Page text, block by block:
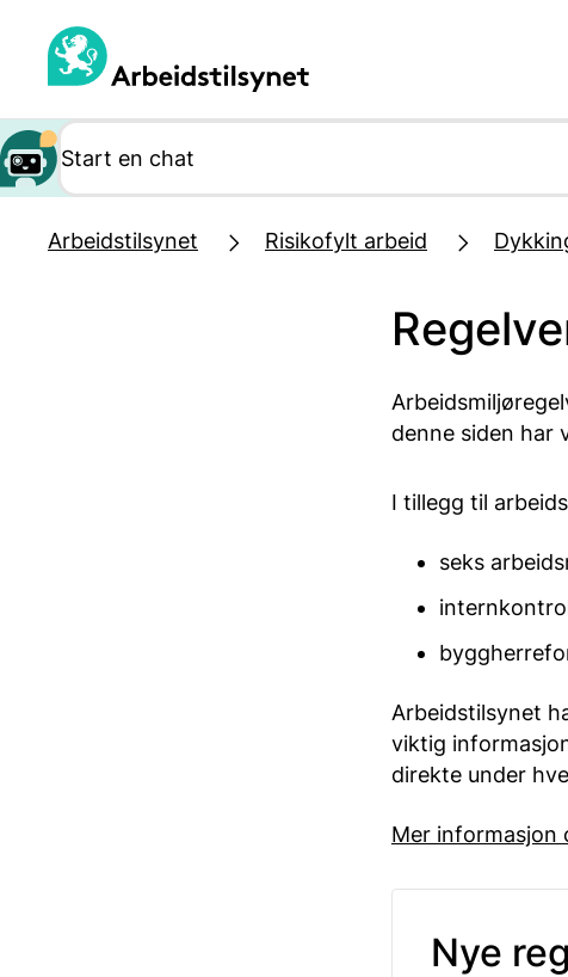
hovedinnhold
Arbeidstilsynet Risikofylt arbeid
denne siden har
I tillegg til
seks
Arbeidstilsynet
viktig
direkte under
Mer informasjon
Nye